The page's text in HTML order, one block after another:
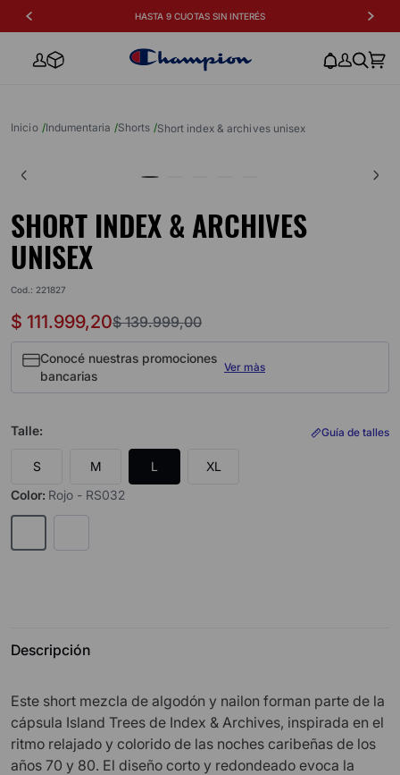
HASTA 9 CUOTAS SIN INTERÉS ENVIO GRATIS A
indumentaria shorts short index & archives unisex
SHORT INDEX & ARCHIVES
UNISEX
Cod. : 221827
$ 139.999,00
$ 111.999,20
Conocé nuestras promociones
bancarias
Ver màs
Talle:
S M L XL
Guía de talles
Color: Rojo - RS032
Descripción
Este short mezcla de algodón y nailon forman parte de la
cápsula Island Trees de Index & Archives, inspirada en el
ritmo relajado y colorido de las noches caribeñas de los
años 70 y 80. El diseño corto y redondeado evoca la